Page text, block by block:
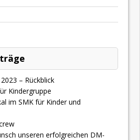
– Rückblick
Kindergruppe
im SMK für Kinder und
unseren erfolgreichen DM-